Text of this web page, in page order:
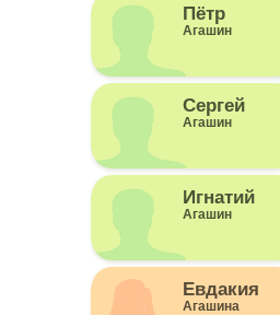
Пётр
Агашин
Сергей
Агашин
Игнатий
Агашин
Евдакия
Агашина